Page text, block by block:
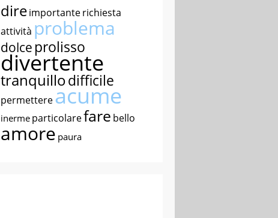
direimportanterichiesta
attività problema
dolce prolisso
divertente
tranquillodifficile
permettereacume
inerme particolarefare bello
amore paura